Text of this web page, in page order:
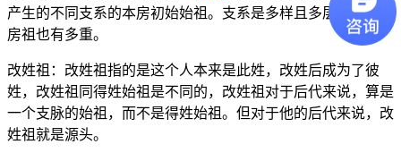
产生的不同支系的本房初始始祖。支系是多样且多层次地，支
房祖也有多重。
改姓祖：改姓祖指的是这个人本来是此姓，改姓后成为了彼
姓，改姓祖同得姓始祖是不同的，改姓祖对于后代来说，算是
一个支脉的始祖，而不是得姓始祖。但对于他的后代来说，改
姓祖就是源头。